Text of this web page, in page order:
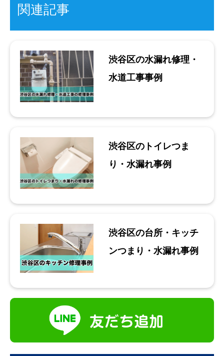
関連記事
渋谷区の水漏れ修理・
水道工事事例
渋谷区のトイレつま
り・水漏れ事例
渋谷区の台所・キッチ
ンつまり・水漏れ事例